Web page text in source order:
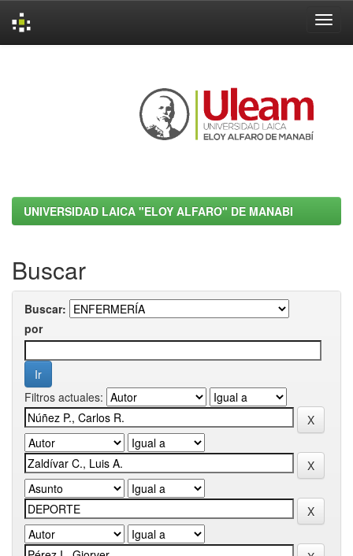
UNIVERSIDAD LAICA "ELOY ALFARO" DE MANABI
Buscar
Buscar:
por
Filtros actuales: